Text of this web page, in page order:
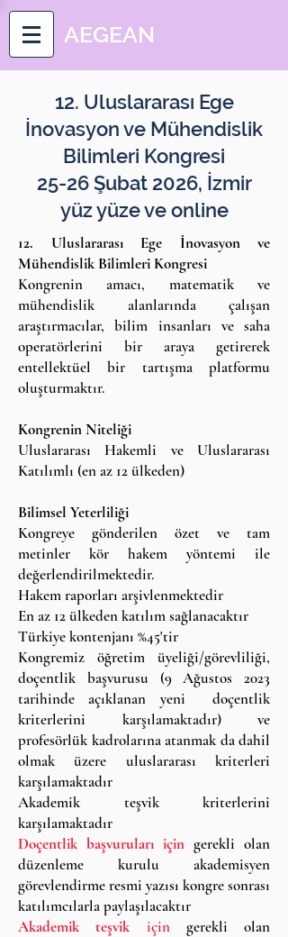
AEGEAN
12. Uluslararası Ege
İnovasyon ve Mühendislik
Bilimleri Kongresi
25-26 Şubat 2026, İzmir
yüz yüze ve online
12. Uluslararası Ege İnovasyon ve
Mühendislik Bilimleri Kongresi
Kongrenin amacı, matematik ve
mühendislik alanlarında çalışan
araştırmacılar, bilim insanları ve saha
operatörlerini bir araya getirerek
entellektüel bir tartışma platformu
oluşturmaktır.
Kongrenin Niteliği
Uluslararası Hakemli ve Uluslararası
Katılımlı (en az 12 ülkeden)
Bilimsel Yeterliliği
Kongreye gönderilen özet ve tam
metinler kör hakem yöntemi ile
değerlendirilmektedir.
Hakem raporları arşivlenmektedir
En az 12 ülkeden katılım sağlanacaktır
Türkiye kontenjanı %45'tir
Kongremiz öğretim üyeliği/görevliliği,
doçentlik başvurusu (9 Ağustos 2023
tarihinde açıklanan yeni doçentlik
kriterlerini karşılamaktadır) ve
profesörlük kadrolarına atanmak da dahil
olmak üzere uluslararası kriterleri
karşılamaktadır
Akademik teşvik kriterlerini
karşılamaktadır
Doçentlik başvuruları için gerekli olan
düzenleme kurulu akademisyen
görevlendirme resmi yazısı kongre sonrası
katılımcılarla paylaşılacaktır
Akademik teşvik içingerekli olan